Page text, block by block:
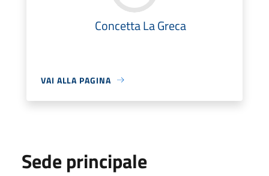
Concetta La Greca
VAI ALLA PAGINA
Sede principale